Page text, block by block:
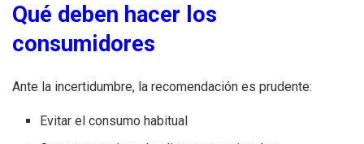
Qué deben hacer los
consumidores
Ante la incertidumbre, la recomendación es prudente:
Evitar el consumo habitual